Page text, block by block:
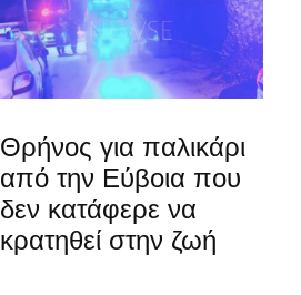
Θρήνος για παλικάρι
από την Εύβοια που
δεν κατάφερε να
κρατηθεί στην ζωή